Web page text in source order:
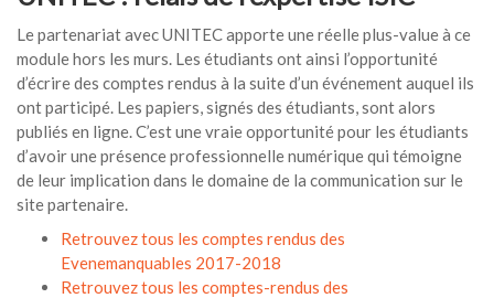
Le partenariat avec UNITEC apporte une réelle plus-value à ce
module hors les murs. Les étudiants ont ainsi l’opportunité
d’écrire des comptes rendus à la suite d’un événement auquel ils
ont participé. Les papiers, signés des étudiants, sont alors
publiés en ligne. C’est une vraie opportunité pour les étudiants
d’avoir une présence professionnelle numérique qui témoigne
de leur implication dans le domaine de la communication sur le
site partenaire.
Retrouvez tous les comptes rendus des
Evenemanquables 2017-2018
Retrouvez tous les comptes-rendus des